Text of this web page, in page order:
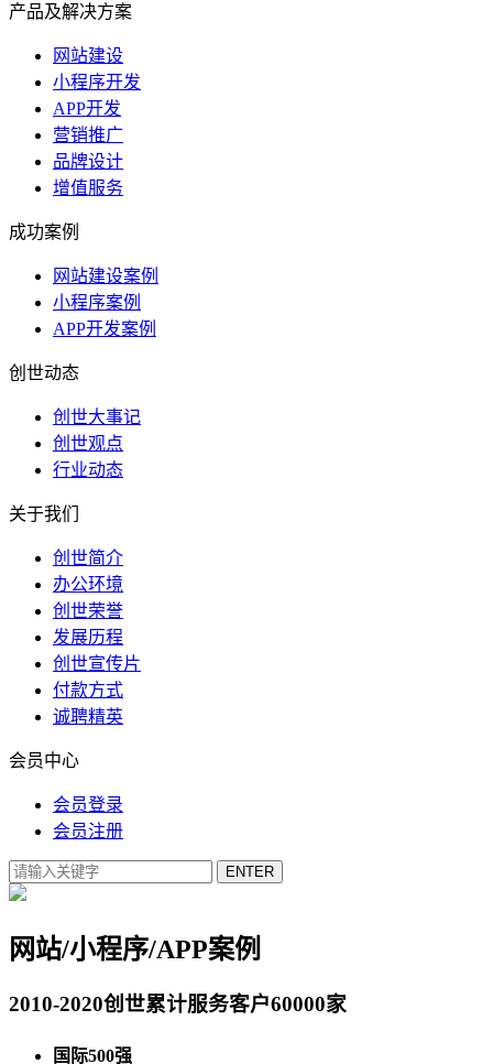
产品及解决方案
网站建设
小程序开发
APP开发
营销推广
品牌设计
增值服务
成功案例
网站建设案例
小程序案例
APP开发案例
创世动态
创世大事记
创世观点
行业动态
关于我们
创世简介
办公环境
创世荣誉
发展历程
创世宣传片
付款方式
诚聘精英
会员中心
会员登录
会员注册
网站/小程序/APP案例
2010-2020创世累计服务客户60000家
国际500强